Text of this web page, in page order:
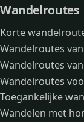
Wandelroutes
Korte
Wandelroutes
Wandelroutes
Wandelroutes
Toegankelijke
Wandelen met